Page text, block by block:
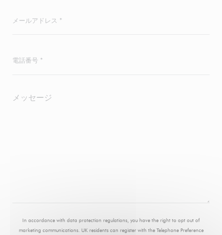
In accordance with data protection regulations, you have the right to opt out of
marketing communications. UK residents can register with the Telephone Preference